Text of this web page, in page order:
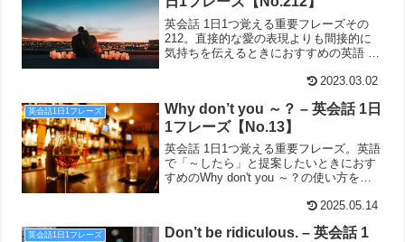
英会話 1日1つ覚える重要フレーズその
212。直接的な愛の表現よりも間接的に
気持ちを伝えるときにおすすめの英語 I
2023.03.02
英会話1日1フレーズ
Why don’t you ～？ – 英会話 1日
1フレーズ【No.13】
英会話 1日1つ覚える重要フレーズ。英語
で「～したら」と提案したいときにおす
すめのWhy don't you ～？の使い方を解
2025.05.14
英会話1日1フレーズ
Don’t be ridiculous. – 英会話 1